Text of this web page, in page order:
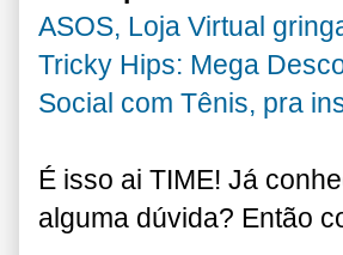
ASOS, Loja Virtual
Tricky Hips: Mega
Social com Tênis, pra
É isso ai TIME! Já
alguma dúvida? Então